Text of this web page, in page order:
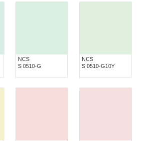
NCS
S 0510-G
NCS
S 0510-G10Y